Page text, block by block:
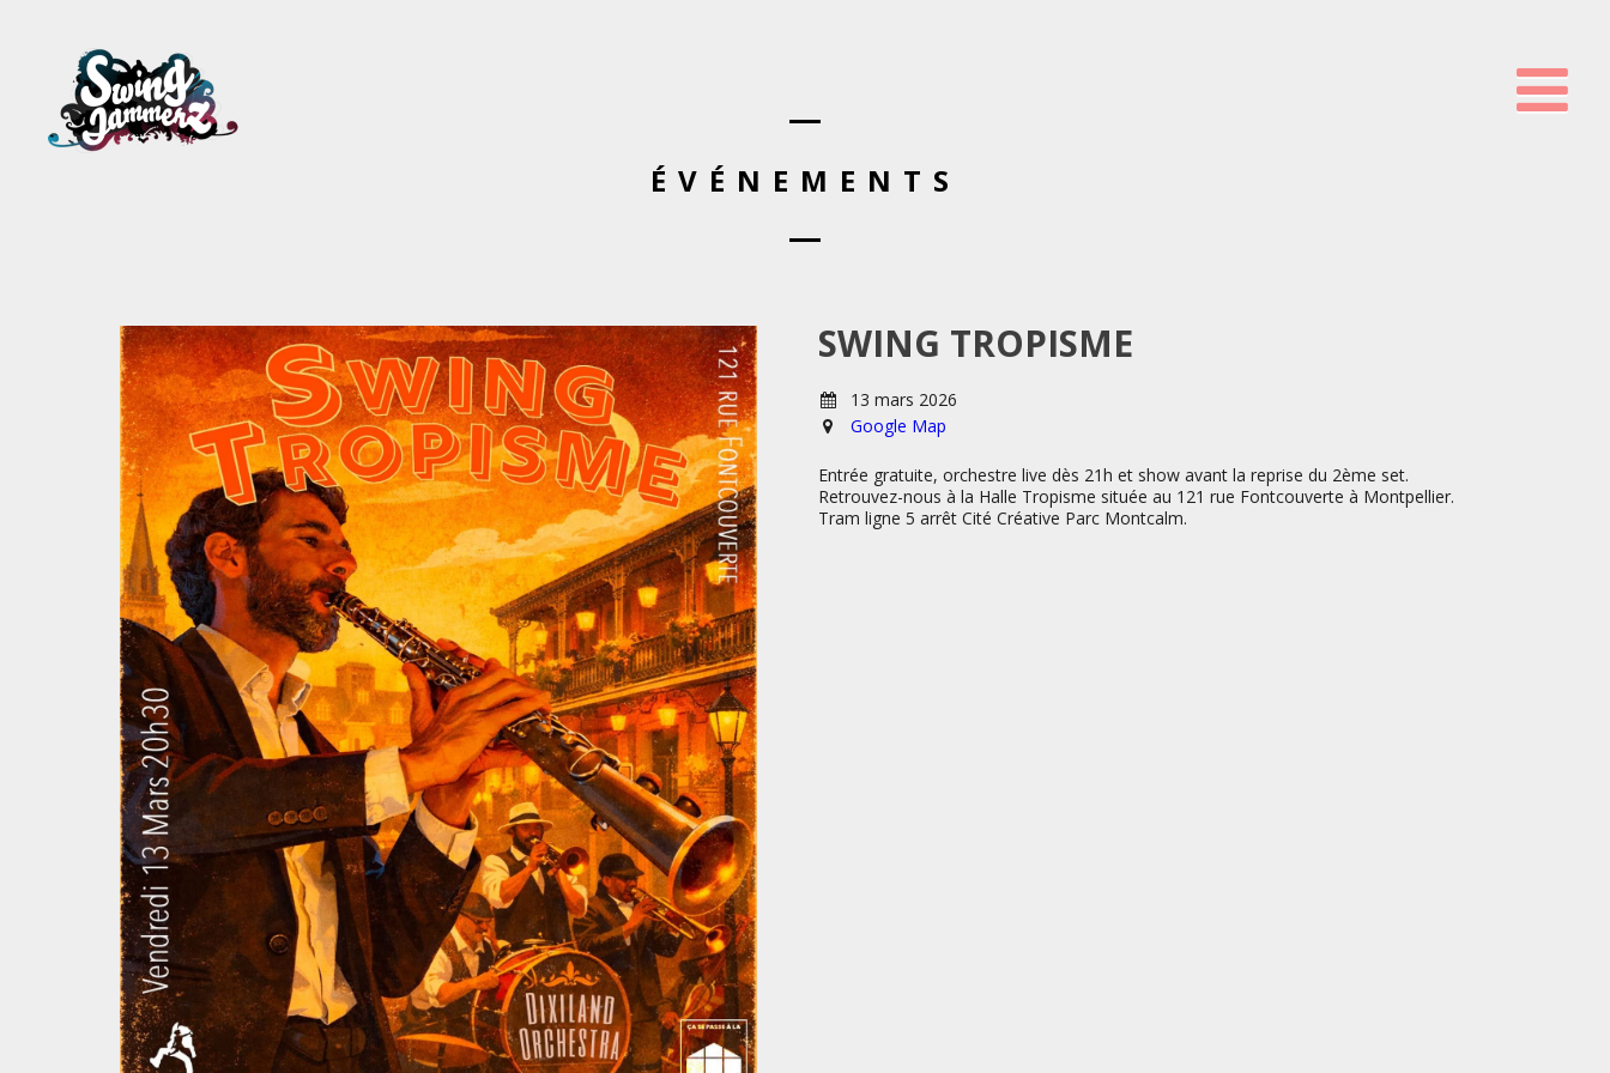
ÉVÉNEMENTS
SWING TROPISME
13 mars 2026
Google Map
Entrée gratuite, orchestre live dès 21h et show avant la reprise du 2ème set.
Retrouvez-nous à la Halle Tropisme située au 121 rue Fontcouverte à Montpellier.
Tram ligne 5 arrêt Cité Créative Parc Montcalm.